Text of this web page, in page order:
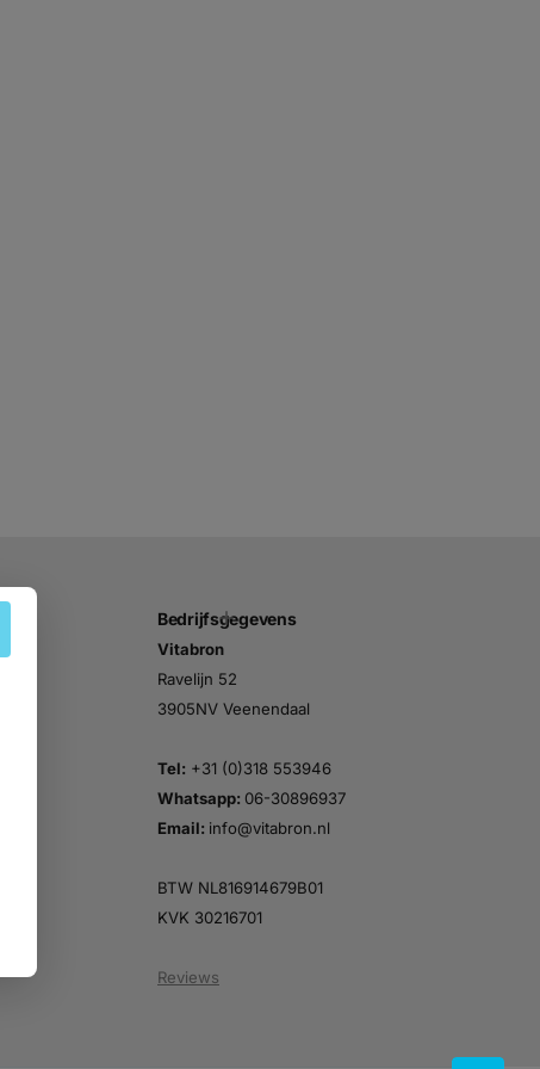
Bedrijfsgegevens
Vitabron
Ravelijn 52
3905NV Veenendaal
Tel: +31 (0)318 553946
Whatsapp: 06-30896937
Email: info@vitabron.nl
BTW NL816914679B01
KVK 30216701
Reviews